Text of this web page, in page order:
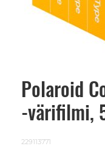
Polaroid
-värifilmi,
229113771
Skip
beginning
images